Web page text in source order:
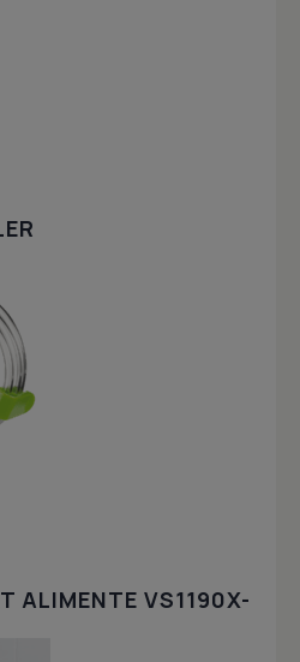
ALIMENTE VS1190X-